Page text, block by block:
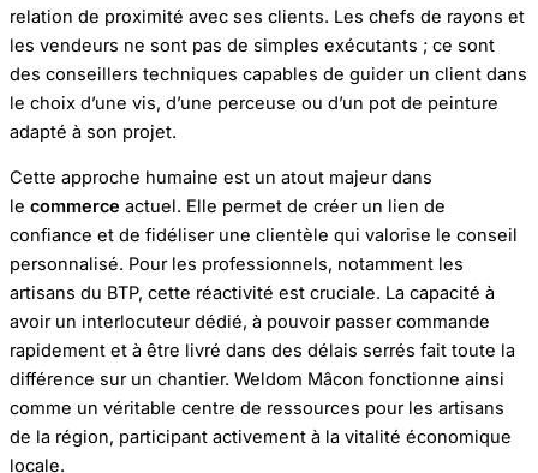
relation de proximité avec ses clients. Les chefs de rayons et
les vendeurs ne sont pas de simples exécutants ; ce sont
des conseillers techniques capables de guider un client dans
le choix d’une vis, d’une perceuse ou d’un pot de peinture
adapté à son projet.
Cette approche humaine est un atout majeur dans
le commerce actuel. Elle permet de créer un lien de
confiance et de fidéliser une clientèle qui valorise le conseil
personnalisé. Pour les professionnels, notamment les
artisans du BTP, cette réactivité est cruciale. La capacité à
avoir un interlocuteur dédié, à pouvoir passer commande
rapidement et à être livré dans des délais serrés fait toute la
différence sur un chantier. Weldom Mâcon fonctionne ainsi
comme un véritable centre de ressources pour les artisans
de la région, participant activement à la vitalité économique
locale.